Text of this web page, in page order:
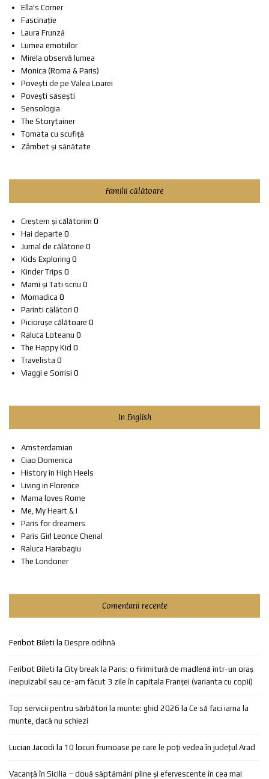
Ella's Corner
Fascinație
Laura Frunză
Lumea emotiilor
Mirela observă lumea
Monica (Roma & Paris)
Povești de pe Valea Loarei
Povești săsești
Sensologia
The Storytainer
Tomata cu scufiță
Zâmbet și sănătate
Familii călătoare
Creștem și călătorim 0
Hai departe 0
Jurnal de călătorie 0
Kids Exploring 0
Kinder Trips 0
Mami și Tati scriu 0
Momadica 0
Parinti călători 0
Piciorușe călătoare 0
Raluca Loteanu 0
The Happy Kid 0
Travelista 0
Viaggi e Sorrisi 0
In English
Amsterdamian
Ciao Domenica
History in High Heels
Living in Florence
Mama loves Rome
Me, My Heart & I
Paris for dreamers
Paris Girl Leonce Chenal
Raluca Harabagiu
The Londoner
Comentarii recente
Feribot Bileti la Despre odihnă
Feribot Bileti la City break la Paris: o firimitură de madlenă într-un oraș
inepuizabil sau ce-am făcut 3 zile în capitala Franței (varianta cu copii)
Top servicii pentru sărbători la munte: ghid 2026 la Ce să faci iarna la
munte, dacă nu schiezi
Lucian Jacodi la 10 locuri frumoase pe care le poți vedea în județul Arad
Vacanță în Sicilia – două săptămâni pline și efervescente în cea mai